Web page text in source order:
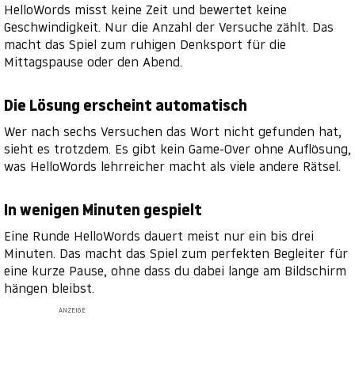
HelloWords misst keine Zeit und bewertet keine
Geschwindigkeit. Nur die Anzahl der Versuche zählt. Das
macht das Spiel zum ruhigen Denksport für die
Mittagspause oder den Abend.
Die Lösung erscheint automatisch
Wer nach sechs Versuchen das Wort nicht gefunden hat,
sieht es trotzdem. Es gibt kein Game-Over ohne Auflösung,
was HelloWords lehrreicher macht als viele andere Rätsel.
In wenigen Minuten gespielt
Eine Runde HelloWords dauert meist nur ein bis drei
Minuten. Das macht das Spiel zum perfekten Begleiter für
eine kurze Pause, ohne dass du dabei lange am Bildschirm
hängen bleibst.
ANZEIGE